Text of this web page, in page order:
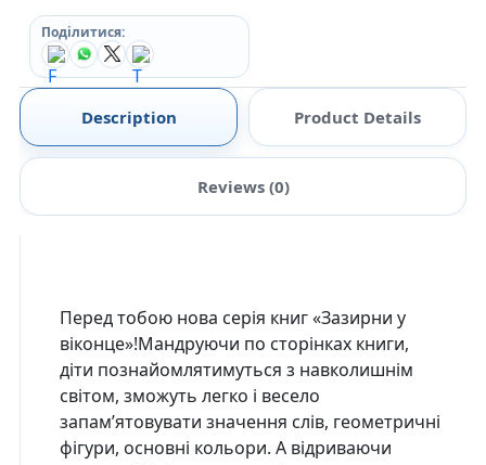
Поділитися:
Description Product Details
Reviews (0)
Перед тобою нова серія книг «Зазирни у
віконце»!Мандруючи по сторінках книги,
діти познайомлятимуться з навколишнім
світом, зможуть легко і весело
запам’ятовувати значення слів, геометричні
фігури, основні кольори. А відриваючи